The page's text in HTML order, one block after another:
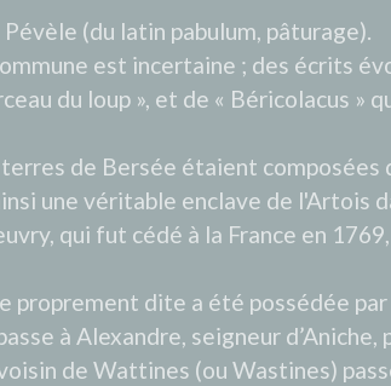
(du latin pabulum, pâturage).
est incertaine ; des écrits
du loup », et de « Béricolacus
de Bersée étaient
une véritable enclave de l'Artois
qui fut cédé à la France en
proprement dite a été possédée
à Alexandre, seigneur
de Wattines (ou Wastines)